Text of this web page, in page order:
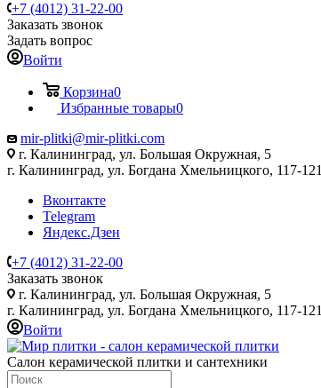
+7 (4012) 31-22-00
Заказать звонок
Задать вопрос
Войти
Корзина0
Избранные товары0
mir-plitki@mir-plitki.com
г. Калининград, ул. Большая Окружная, 5
г. Калининград, ул. Богдана Хмельницкого, 117-121
Вконтакте
Telegram
Яндекс.Дзен
+7 (4012) 31-22-00
Заказать звонок
г. Калининград, ул. Большая Окружная, 5
г. Калининград, ул. Богдана Хмельницкого, 117-121
Войти
Салон керамической плитки и сантехники